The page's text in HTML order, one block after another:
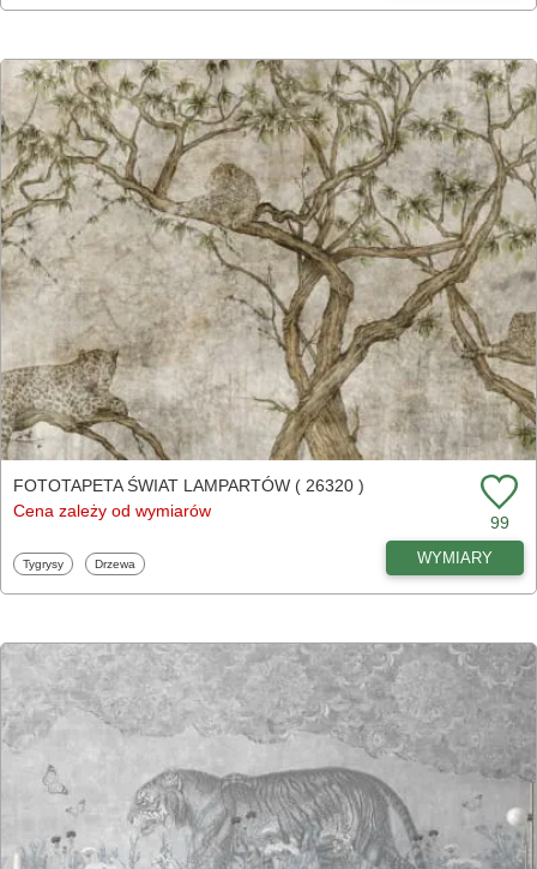
FOTOTAPETA ŚWIAT LAMPARTÓW ( 26320 )
Cena zależy od wymiarów
99
Fototapety
Tygrysy Fototapety
Drzewa WYMIARY